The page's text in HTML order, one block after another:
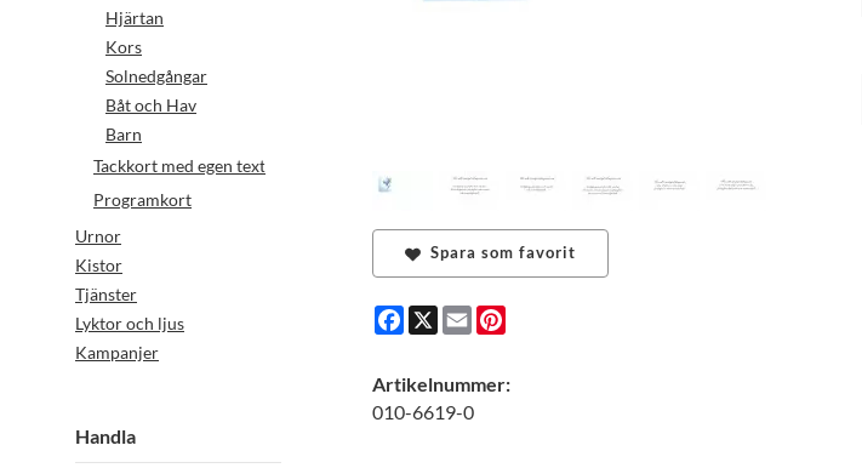
Hjärtan
Kors
Solnedgångar
Båt och Hav
Barn
Tackkort med egen text
Programkort
Urnor
Kistor
Tjänster
Lyktor och ljus
Kampanjer
Handla
Spara som favorit
Facebook
X Email
Artikelnummer:
010-6619-0